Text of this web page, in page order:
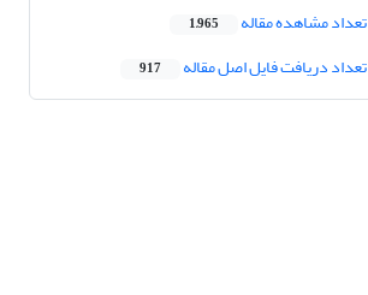
تعداد مشاهده مقاله 1,965
تعداد دریافت فایل اصل مقاله 917